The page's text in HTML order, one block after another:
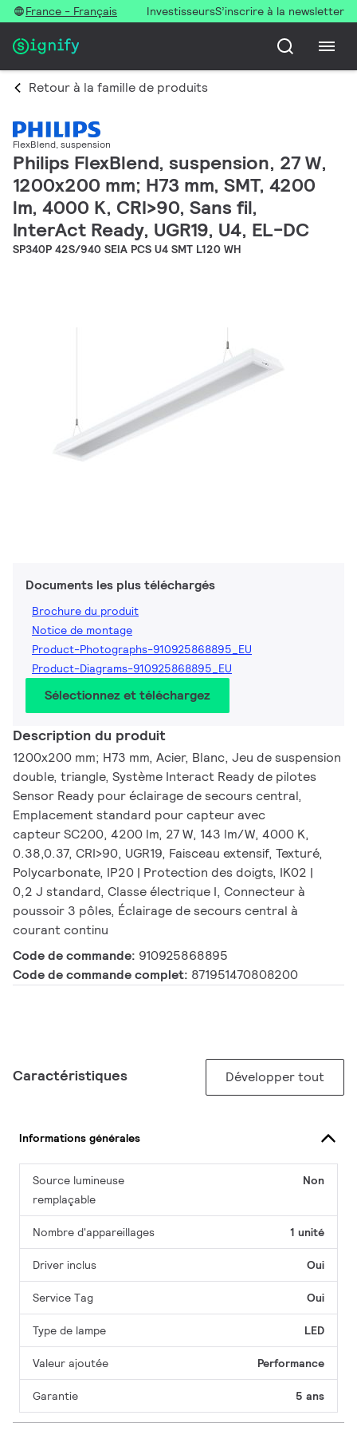
France - Français InvestisseursS’inscrire à la newsletter
Retour à la famille de produits
FlexBlend, suspension
Philips FlexBlend, suspension, 27 W,
1200x200 mm; H73 mm, SMT, 4200
lm, 4000 K, CRI>90, Sans fil,
InterAct Ready, UGR19, U4, EL-DC
SP340P 42S/940 SEIA PCS U4 SMT L120 WH
Documents les plus téléchargés
Brochure du produit
Notice de montage
Product-Photographs-910925868895_EU
Product-Diagrams-910925868895_EU
Sélectionnez et téléchargez
Description du produit
1200x200 mm; H73 mm, Acier, Blanc, Jeu de suspension
double, triangle, Système Interact Ready de pilotes
Sensor Ready pour éclairage de secours central,
Emplacement standard pour capteur avec
capteur SC200, 4200 lm, 27 W, 143 lm/W, 4000 K,
0.38,0.37, CRI>90, UGR19, Faisceau extensif, Texturé,
Polycarbonate, IP20 | Protection des doigts, IK02 |
0,2 J standard, Classe électrique I, Connecteur à
poussoir 3 pôles, Éclairage de secours central à
courant continu
Code de commande: 910925868895
Code de commande complet: 871951470808200
Caractéristiques Développer tout
Informations générales
Source lumineuse
remplaçable
Non
Nombre d'appareillages 1 unité
Driver inclus Oui
Service Tag Oui
Type de lampe LED
Valeur ajoutée Performance
Garantie 5 ans